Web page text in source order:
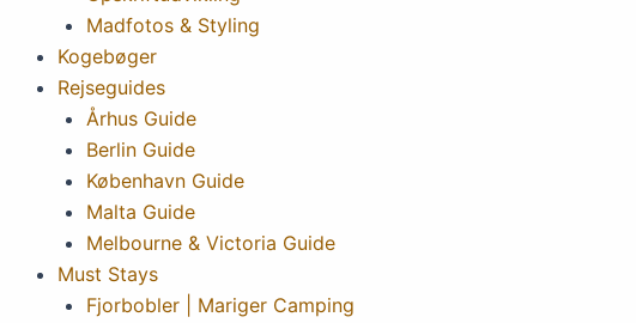
Madfotos & Styling
Kogebøger
Rejseguides
Århus Guide
Berlin Guide
København Guide
Malta Guide
Melbourne & Victoria Guide
Must Stays
Fjorbobler | Mariger Camping